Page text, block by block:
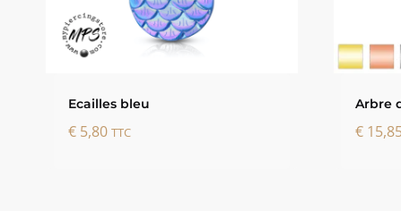
Ecailles bleu
€5,80 TTC
Arbre
€